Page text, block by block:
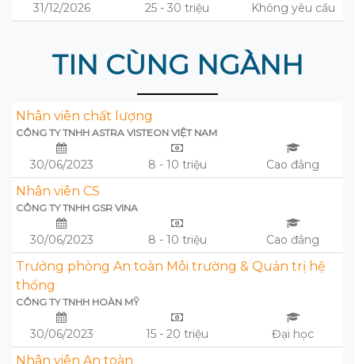
31/12/2026 25 - 30 triệu Không yêu cầu
TIN CÙNG NGÀNH
Nhân viên chất lượng
CÔNG TY TNHH ASTRA VISTEON VIỆT NAM
30/06/2023 8 - 10 triệu Cao đẳng
Nhân viên CS
CÔNG TY TNHH GSR VINA
30/06/2023 8 - 10 triệu Cao đẳng
Trưởng phòng An toàn Môi trường & Quản trị hệ
thống
CÔNG TY TNHH HOÀN MỸ
30/06/2023 15 - 20 triệu Đại học
Nhân viên An toàn